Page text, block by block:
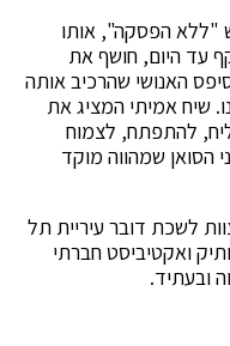
הפסקה", אותו
לעיר עוד בשנות ה-90 ותקף עד היום, חושף את
האנושי שהרכיב אותה
שיח אמיתי המציג את
להתפתח, לצמוח
הסואן שמהווה מוקד
לשכת דובר עיריית תל
ואקטיביסט חברתי
ובעתיד.